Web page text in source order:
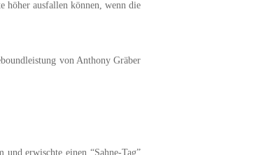
höher ausfallen können, wenn die
von Anthony Gräber
erwischte einen “Sahne-Tag”